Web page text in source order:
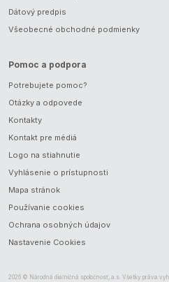
Dátový predpis
Všeobecné obchodné podmienky
Pomoc a podpora
Potrebujete pomoc?
Otázky a odpovede
Kontakty
Kontakt pre médiá
Logo na stiahnutie
Vyhlásenie o prístupnosti
Mapa stránok
Používanie cookies
Ochrana osobných údajov
Nastavenie Cookies
2026 © Národná diaľničná spoločnosť, a.s. Všetky práva